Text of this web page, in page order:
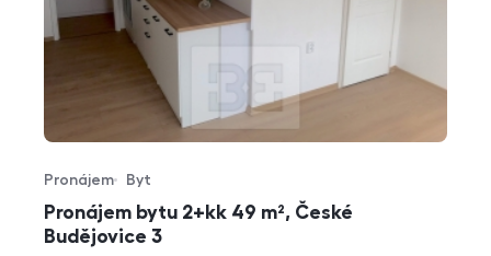
Pronájem bytu 2+kk 49 m², České
Budějovice 3
Typ nabídky
Pronájem
Typ nemovitosti
Byt